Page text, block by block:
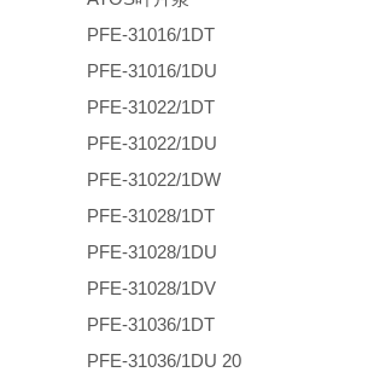
PFE-31016/1DT
PFE-31016/1DU
PFE-31022/1DT
PFE-31022/1DU
PFE-31022/1DW
PFE-31028/1DT
PFE-31028/1DU
PFE-31028/1DV
PFE-31036/1DT
PFE-31036/1DU 20